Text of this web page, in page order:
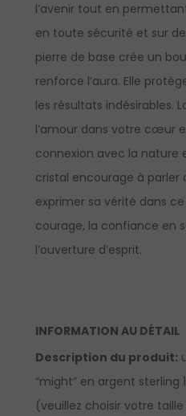
l’avenir tout en
en toute sécurité et sur
pierre de base crée un
renforce l’aura. Elle
les résultats indésirables.
l’amour dans votre cœur
connexion avec la nature
cristal encourage à
exprimer sa vérité dans
courage, la confiance en
l’ouverture d’esprit.
INFORMATION AU DÉTAIL
Description du produit:
“might” en argent sterling
(veuillez choisir votre